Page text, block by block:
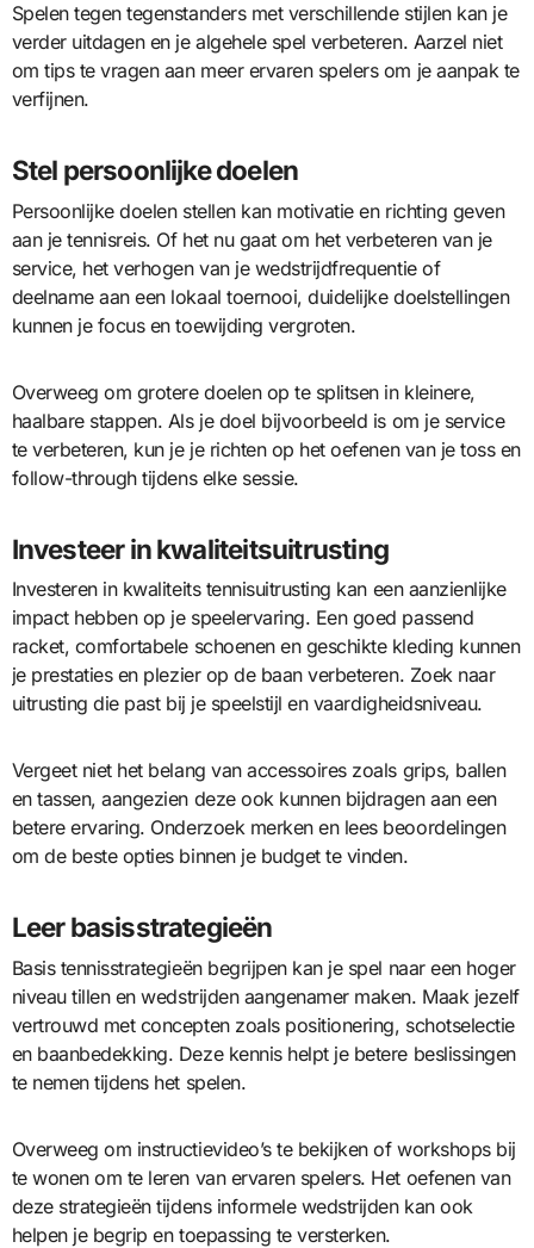
Spelen tegen tegenstanders met verschillende stijlen kan je
verder uitdagen en je algehele spel verbeteren. Aarzel niet
om tips te vragen aan meer ervaren spelers om je aanpak te
verfijnen.
Stel persoonlijke doelen
Persoonlijke doelen stellen kan motivatie en richting geven
aan je tennisreis. Of het nu gaat om het verbeteren van je
service, het verhogen van je wedstrijdfrequentie of
deelname aan een lokaal toernooi, duidelijke doelstellingen
kunnen je focus en toewijding vergroten.
Overweeg om grotere doelen op te splitsen in kleinere,
haalbare stappen. Als je doel bijvoorbeeld is om je service
te verbeteren, kun je je richten op het oefenen van je toss en
follow-through tijdens elke sessie.
Investeer in kwaliteitsuitrusting
Investeren in kwaliteits tennisuitrusting kan een aanzienlijke
impact hebben op je speelervaring. Een goed passend
racket, comfortabele schoenen en geschikte kleding kunnen
je prestaties en plezier op de baan verbeteren. Zoek naar
uitrusting die past bij je speelstijl en vaardigheidsniveau.
Vergeet niet het belang van accessoires zoals grips, ballen
en tassen, aangezien deze ook kunnen bijdragen aan een
betere ervaring. Onderzoek merken en lees beoordelingen
om de beste opties binnen je budget te vinden.
Leer basisstrategieën
Basis tennisstrategieën begrijpen kan je spel naar een hoger
niveau tillen en wedstrijden aangenamer maken. Maak jezelf
vertrouwd met concepten zoals positionering, schotselectie
en baanbedekking. Deze kennis helpt je betere beslissingen
te nemen tijdens het spelen.
Overweeg om instructievideo’s te bekijken of workshops bij
te wonen om te leren van ervaren spelers. Het oefenen van
deze strategieën tijdens informele wedstrijden kan ook
helpen je begrip en toepassing te versterken.